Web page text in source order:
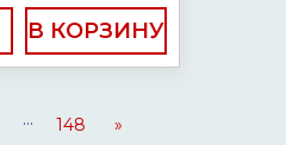
... 148 »